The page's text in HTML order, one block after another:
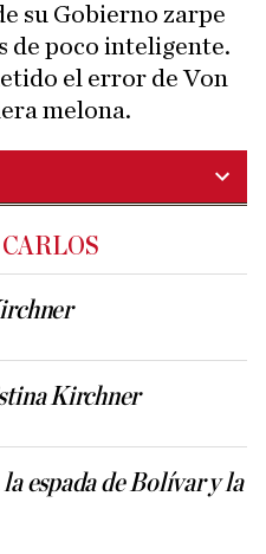
su Gobierno zarpe
de poco inteligente.
el error de Von
melona.
Kirchner
espada de Bolívar y la